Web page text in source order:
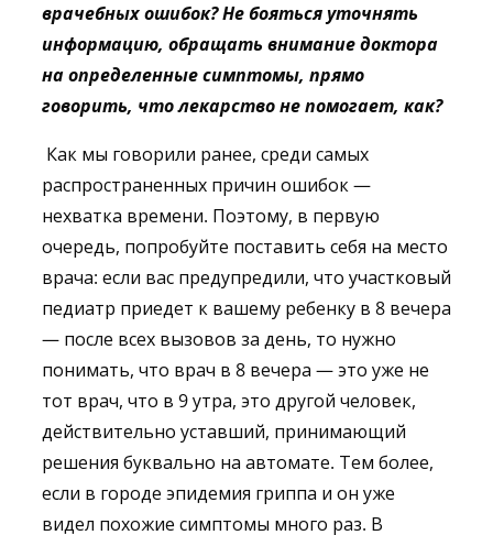
врачебных ошибок? Не бояться уточнять
информацию, обращать внимание доктора
на определенные симптомы, прямо
говорить, что лекарство не помогает, как?
Как мы говорили ранее, среди самых
распространенных причин ошибок —
нехватка времени. Поэтому, в первую
очередь, попробуйте поставить себя на место
врача: если вас предупредили, что участковый
педиатр приедет к вашему ребенку в 8 вечера
— после всех вызовов за день, то нужно
понимать, что врач в 8 вечера — это уже не
тот врач, что в 9 утра, это другой человек,
действительно уставший, принимающий
решения буквально на автомате. Тем более,
если в городе эпидемия гриппа и он уже
видел похожие симптомы много раз. В